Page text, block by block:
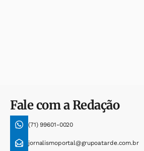
Fale com a Redação
(71) 99601-0020
jornalismoportal@grupoatarde.com.br